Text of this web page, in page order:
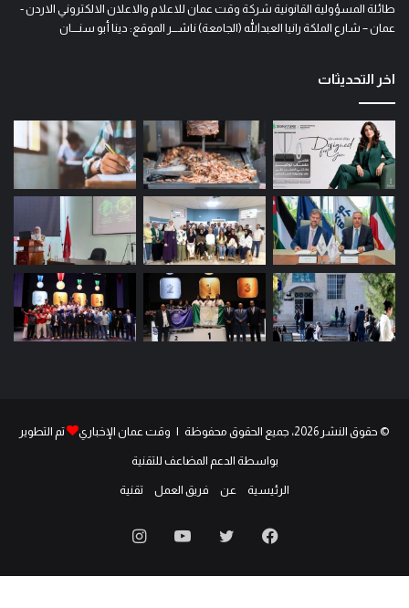
طائلة المسؤولية القانونية شركة وقت عمان للاعلام والاعلان الالكتروني الاردن -
عمان – شارع الملكة رانيا العبدالله (الجامعة) ناشـــر الموقع: دينا أبو سنــــان
اخر التحديثات
© حقوق النشر 2026، جميع الحقوق محفوظة | وقت عمان الإخباري تم التطوير
بواسطة الدعم المضاعف للتقنية
الرئيسية عن فريق العمل تقنية